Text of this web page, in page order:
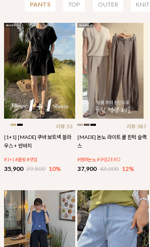
PANTS TOP OUTER KNIT
리뷰:53
[1+1] [MADE] 쿠바 보트넥 블라
우스 + 반바지
#1+1 #쿨링 #셋업
35,900 39,800 10%
리뷰:387
[MADE] 논노 라이트 쿨 핀턱 슬랙
스
#썸머논노 #구김ZERO
37,900 43,000 12%